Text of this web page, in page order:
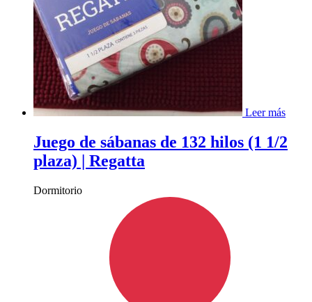
Leer más
Juego de sábanas de 132 hilos (1 1/2
plaza) | Regatta
Dormitorio